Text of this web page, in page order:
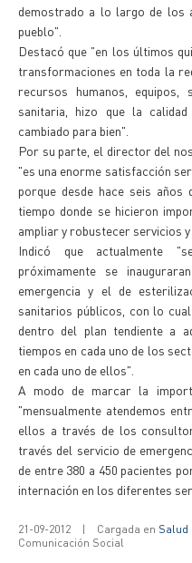
demostrado a lo largo de los
pueblo".
Destacó que "en los últimos
transformaciones en toda la
recursos humanos,
sanitaria, hizo que la
cambiado para bien".
Por su parte, el director del
"es una enorme satisfacción
porque desde hace seis
tiempo donde se hicieron
ampliar y robustecer servicios
Indicó que actualmente
próximamente se
emergencia y el de
sanitarios públicos, con lo
dentro del plan tendiente a
tiempos en cada uno de los
en cada uno de ellos".
A modo de marcar la
"mensualmente atendemos
ellos a través de los
través del servicio de
de entre 380 a 450 pacientes
internación en los diferentes
21-09-2012 | Cargada en Salud
Comunicación Social